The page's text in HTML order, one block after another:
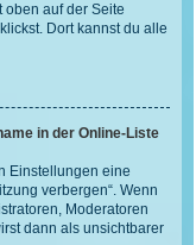
oben auf der Seite
Dort kannst du alle
in der Online-Liste
Einstellungen eine
verbergen“. Wenn
Moderatoren
dann als unsichtbarer